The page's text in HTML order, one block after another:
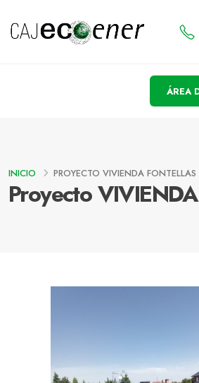
ÁREA
Proyecto
INICIO PROYECTO VIVIENDA FONTELLAS